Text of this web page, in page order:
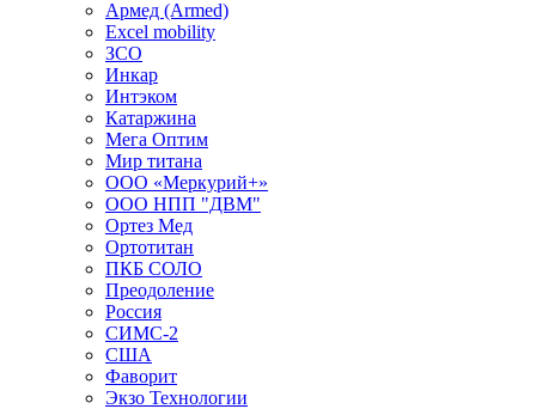
Армед (Armed)
Еxcel mobility
ЗСО
Инкар
Интэком
Катаржина
Мега Оптим
Мир титана
ООО «Меркурий+»
ООО НПП "ДВМ"
Ортез Мед
Ортотитан
ПКБ СОЛО
Преодоление
Россия
СИМС-2
США
Фаворит
Экзо Технологии